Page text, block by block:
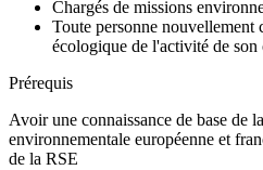
Chargés de missions
Toute personne nouvellement
écologique de l'activité de son
Prérequis
Avoir une connaissance de base de
environnementale européenne et
de la RSE